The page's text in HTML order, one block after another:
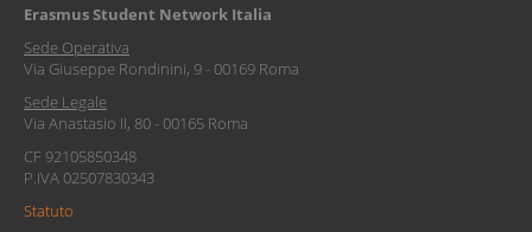
Erasmus Student Network Italia
Sede Operativa
Via Giuseppe Rondinini, 9 - 00169 Roma
Sede Legale
Via Anastasio II, 80 - 00165 Roma
CF 92105850348
P.IVA 02507830343
Statuto